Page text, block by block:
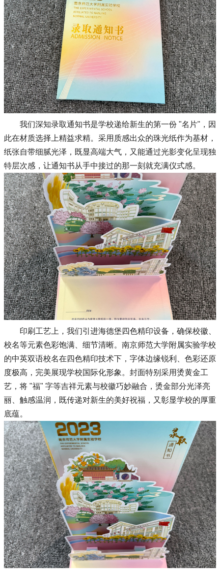
我们深知录取通知书是学校递给新生的第一份 "名片"，因
此在材质选择上精益求精。采用质感出众的珠光纸作为基材，
纸张自带细腻光泽，既显高端大气，又能通过光影变化呈现独
特层次感，让通知书从手中接过的那一刻就充满仪式感。
印刷工艺上，我们引进海德堡四色精印设备，确保校徽、
校名等元素色彩饱满、细节清晰。南京师范大学附属实验学校
的中英双语校名在四色精印技术下，字体边缘锐利、色彩还原
度极高，完美展现学校国际化形象。封面特别采用烫黄金工
艺，将 "福" 字等吉祥元素与校徽巧妙融合，烫金部分光泽亮
丽、触感温润，既传递对新生的美好祝福，又彰显学校的厚重
底蕴。